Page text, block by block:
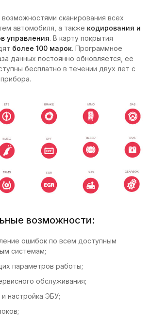
сканирования всех
автомобиля, а также кодирования и
управления. В карту покрытия
более 100 марок. Программное
данных постоянно обновляется, её
бесплатно в течении двух лет с
возможности:
ошибок по всем доступным
системам;
параметров работы;
обслуживания;
настройка ЭБУ;